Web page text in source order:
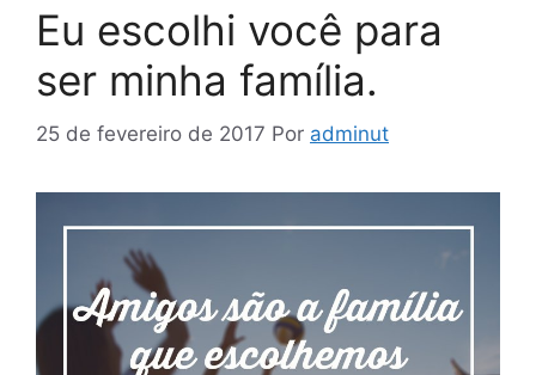
Eu escolhi você para
ser minha família.
25 de fevereiro de 2017 Por adminut